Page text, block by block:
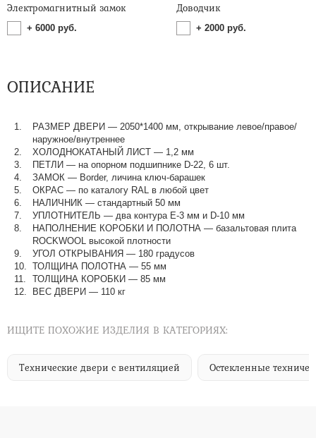
Электромагнитный замок
+ 6000 руб.
Доводчик
+ 2000 руб.
ОПИСАНИЕ
РАЗМЕР ДВЕРИ — 2050*1400 мм, открывание левое/правое/
наружное/внутреннее
ХОЛОДНОКАТАНЫЙ ЛИСТ — 1,2 мм
ПЕТЛИ — на опорном подшипнике D-22, 6 шт.
ЗАМОК — Border, личина ключ-барашек
ОКРАС — по каталогу RAL в любой цвет​​​​​​​
НАЛИЧНИК — стандартный 50 мм
УПЛОТНИТЕЛЬ — два контура Е-3 мм и D-10 мм
НАПОЛНЕНИЕ КОРОБКИ И ПОЛОТНА — базальтовая плита
ROCKWOOL высокой плотности
УГОЛ ОТКРЫВАНИЯ — 180 градусов
ТОЛЩИНА ПОЛОТНА — 55 мм
ТОЛЩИНА КОРОБКИ — 85 мм
ВЕС ДВЕРИ — 110 кг
ИЩИТЕ ПОХОЖИЕ ИЗДЕЛИЯ В КАТЕГОРИЯХ:
Технические двери с вентиляцией Остекленные